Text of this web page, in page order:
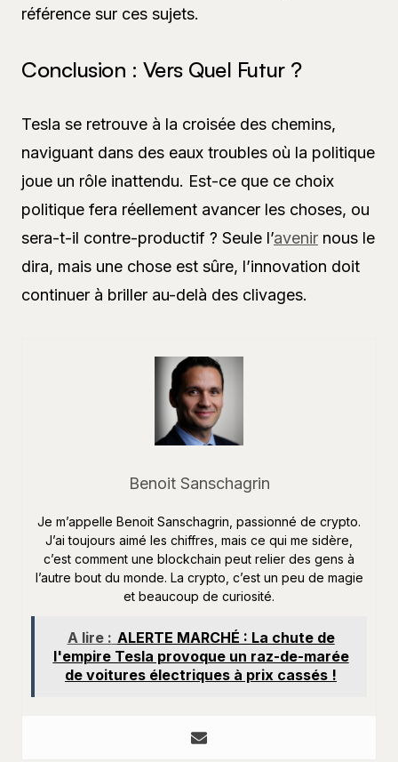
référence sur ces sujets.
Conclusion : Vers Quel Futur ?
Tesla se retrouve à la croisée des chemins,
naviguant dans des eaux troubles où la politique
joue un rôle inattendu. Est-ce que ce choix
politique fera réellement avancer les choses, ou
sera-t-il contre-productif ? Seule l’avenir nous le
dira, mais une chose est sûre, l’innovation doit
continuer à briller au-delà des clivages.
Benoit Sanschagrin
Je m’appelle Benoit Sanschagrin, passionné de crypto.
J’ai toujours aimé les chiffres, mais ce qui me sidère,
c’est comment une blockchain peut relier des gens à
l’autre bout du monde. La crypto, c’est un peu de magie
et beaucoup de curiosité.
A lire : ALERTE MARCHÉ : La chute de
l'empire Tesla provoque un raz-de-marée
de voitures électriques à prix cassés !